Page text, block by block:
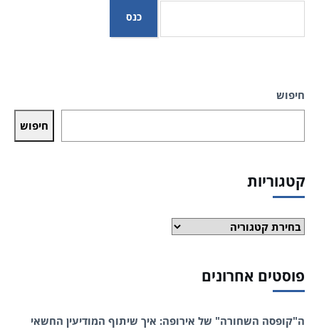
חיפוש
חיפוש
קטגוריות
קטגוריות
פוסטים אחרונים
ה"קופסה השחורה" של אירופה: איך שיתוף המודיעין החשאי